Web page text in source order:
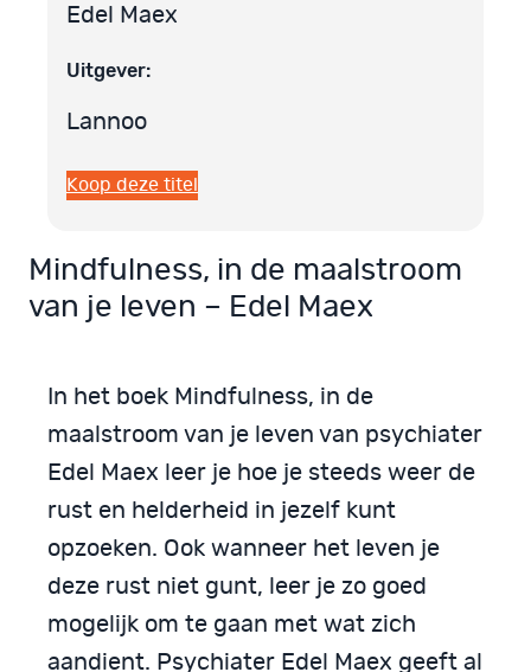
Edel Maex
Uitgever:
Lannoo
Koop deze titel
Mindfulness, in de maalstroom
van je leven – Edel Maex
In het boek Mindfulness, in de
maalstroom van je leven van psychiater
Edel Maex leer je hoe je steeds weer de
rust en helderheid in jezelf kunt
opzoeken. Ook wanneer het leven je
deze rust niet gunt, leer je zo goed
mogelijk om te gaan met wat zich
aandient. Psychiater Edel Maex geeft al